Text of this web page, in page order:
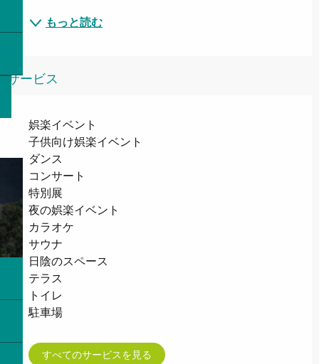
もっと読む
サービス
娯楽イベント
子供向け娯楽イベント
ダンス
コンサート
特別展
夜の娯楽イベント
カラオケ
サウナ
日陰のスペース
テラス
トイレ
駐車場
すべてのサービスを見る